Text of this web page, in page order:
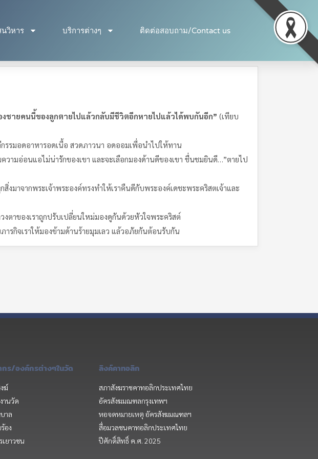
นวิหาร บริการต่างๆ ติดต่อสอบถาม/Contact us
งชายคนนี้ของลูกตายไปแล้วกลับมีชีวิตอีกหายไปแล้วได้พบกันอีก” ​ (เทียบ
รรมอดอาหารอดเนื้อ สวดภาวนา อดออมเพื่อนำไปให้ทาน
วามอ่อนแอไม่น่ารักของเขา และจะเลือกมองด้านดีของเขา ชื่นชมยินดี…”ตายไป
า​จาก​พระ​เจ้าพระองค์​ทรง​ทำ​ให้​เรา​คืน​ดี​กับ​พระองค์​เดชะ​พระ​คริสต​เจ้าและ​
ตาของเราถูกปรับเปลี่ยนใหม่มองดูกันด้วยหัวใจพระคริสต์
รกิจเราให้มองข้ามด้านร้ายมุมเลว แล้วอภัยกันต้อนรับกัน
กร/องค์กรต่างๆในวัด
ฆ์
านวัด
าล
อง
เยาวชน
ลิงค์คาทอลิก
สภาสังฆราชคาทอลิกประเทศไทย
อัครสังฆมณฑลกรุงเทพฯ
หอจดหมายเหตุ อัครสังฆมณฑลฯ
สื่อมวลชนคาทอลิกประเทศไทย
ปีศักดิ์สิทธิ์ ค.ศ. 2025